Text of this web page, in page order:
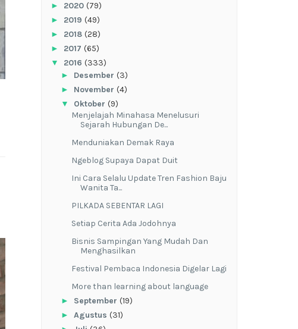
► 2020 (79)
► 2019 (49)
► 2018 (28)
► 2017 (65)
▼ 2016 (333)
► Desember (3)
► November (4)
▼ Oktober (9)
Menjelajah Minahasa Menelusuri
Sejarah Hubungan De...
Menduniakan Demak Raya
Ngeblog Supaya Dapat Duit
Ini Cara Selalu Update Tren Fashion Baju
Wanita Ta...
PILKADA SEBENTAR LAGI
Setiap Cerita Ada Jodohnya
Bisnis Sampingan Yang Mudah Dan
Menghasilkan
Festival Pembaca Indonesia Digelar Lagi
More than learning about language
► September (19)
► Agustus (31)